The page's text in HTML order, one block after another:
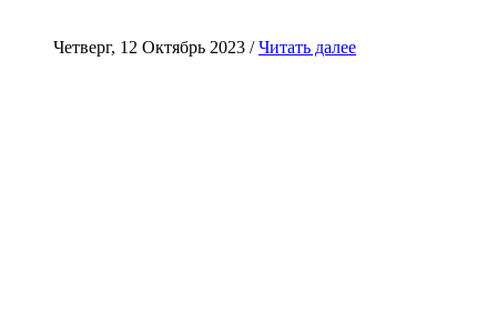
Четверг, 12 Октябрь 2023 /Читать далее